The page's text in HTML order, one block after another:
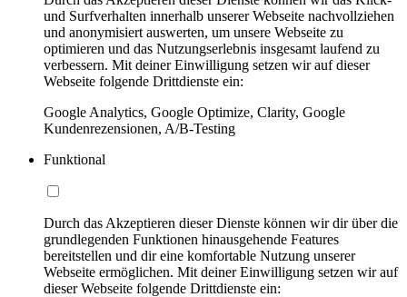
und Surfverhalten innerhalb unserer Webseite nachvollziehen
und anonymisiert auswerten, um unsere Webseite zu
optimieren und das Nutzungserlebnis insgesamt laufend zu
verbessern. Mit deiner Einwilligung setzen wir auf dieser
Webseite folgende Drittdienste ein:
Google Analytics, Google Optimize, Clarity, Google
Kundenrezensionen, A/B-Testing
Funktional
Durch das Akzeptieren dieser Dienste können wir dir über die
grundlegenden Funktionen hinausgehende Features
bereitstellen und dir eine komfortable Nutzung unserer
Webseite ermöglichen. Mit deiner Einwilligung setzen wir auf
dieser Webseite folgende Drittdienste ein: